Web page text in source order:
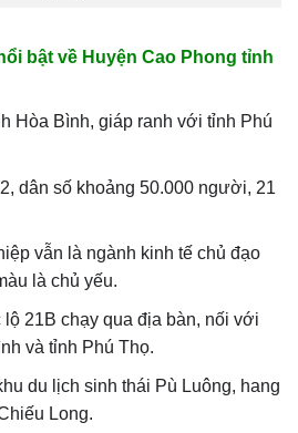
bật về Huyện Cao Phong tỉnh
Hòa Bình, giáp ranh với tỉnh Phú
dân số khoảng 50.000 người, 21
vẫn là ngành kinh tế chủ đạo
là chủ yếu.
lộ 21B chạy qua địa bàn, nối với
và tỉnh Phú Thọ.
du lịch sinh thái Pù Luông, hang
Long.